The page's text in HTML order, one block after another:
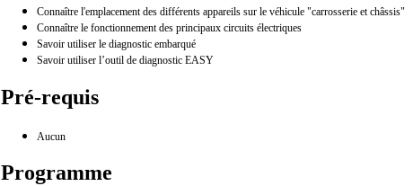
Connaître l'emplacement des différents appareils sur le véhicule "carrosserie et châssis"
Connaître le fonctionnement des principaux circuits électriques
Savoir utiliser le diagnostic embarqué
Savoir utiliser l’outil de diagnostic EASY
Pré-requis
Aucun
Programme